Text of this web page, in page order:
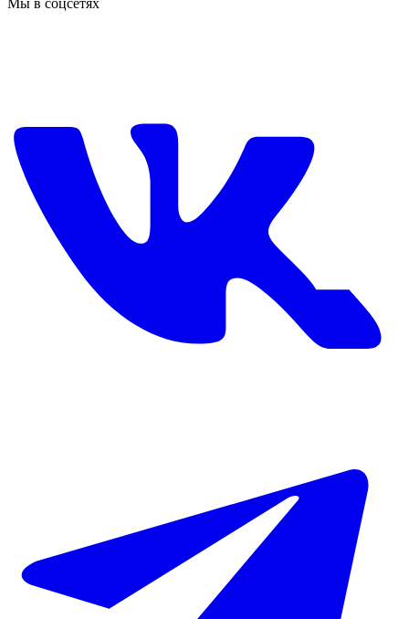
Мы в соцсетях